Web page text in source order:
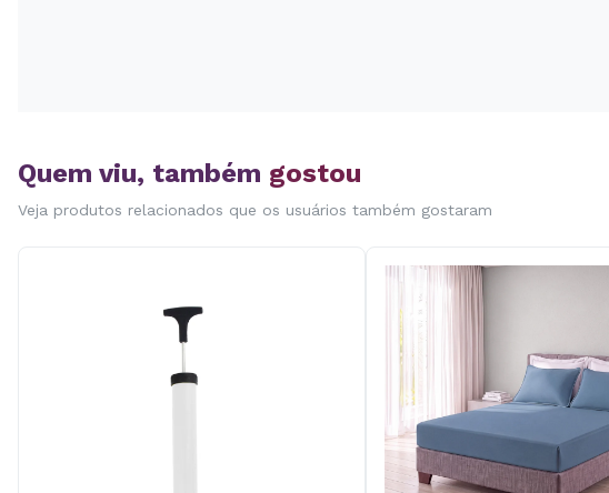
Quem viu, também gostou
Veja produtos relacionados que os usuários também gostaram